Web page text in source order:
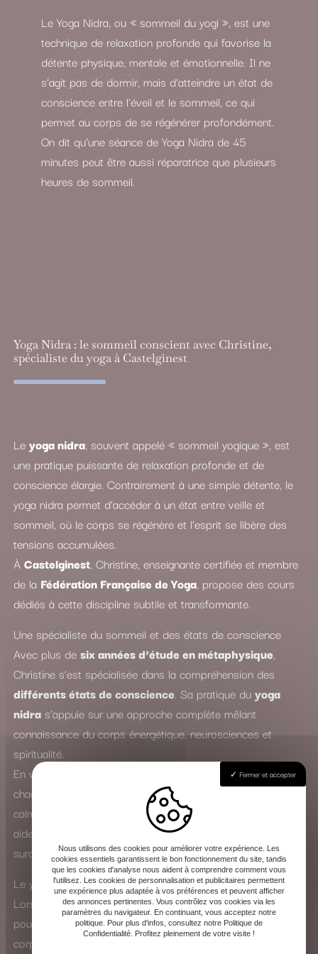
Le Yoga Nidra, ou « sommeil du yogi », est une
technique de relaxation profonde qui favorise la
détente physique, mentale et émotionnelle. Il ne
s’agit pas de dormir, mais d’atteindre un état de
conscience entre l’éveil et le sommeil, ce qui
permet au corps de se régénérer profondément.
On dit qu’une séance de Yoga Nidra de 45
minutes peut être aussi réparatrice que plusieurs
heures de sommeil.
Yoga Nidra : le sommeil conscient avec Christine,
spécialiste du yoga à Castelginest
Leyoga nidra, souvent appelé « sommeil yogique », est
une pratique puissante de relaxation profonde et de
conscience élargie. Contrairement à une simple détente, le
yoga nidra permet d’accéder à un état entre veille et
sommeil, où le corps se régénère et l’esprit se libère des
tensions accumulées.
ÀCastelginest, Christine, enseignante certifiée et membre
de la Fédération Française de Yoga, propose des cours
dédiés à cette discipline subtile et transformante.
Une spécialiste du sommeil et des états de conscience
Avec plus desix années d’étude en métaphysique,
Christine s’est spécialisée dans la compréhension des
différents états de conscience. Sa pratique duyoga
nidra s’appuie sur une approche complète mêlant
connaissance du corps énergétique, neurosciences et
spiritualité.
En véritable
, elle accompagne
chacun dans un voyage intérieur profond, où le mental se
calme et les tensions physiques s’apaisent. Le yoga nidra
aide ainsi à lutter contre l’insomnie, le stress, l’anxiété et la
surcharge mentale.
Le yoga nidra : une expérience de transformation intérieure
Lors d’une séance, Christine guide la voix avec douceur
pour vous amener vers un état de conscience modifié. Le
corps entre dans un sommeil apparent, tandis que l’esprit
Fermer et accepter
Nous utilisons des cookies pour améliorer votre expérience. Les
cookies essentiels garantissent le bon fonctionnement du site, tandis
que les cookies d'analyse nous aident à comprendre comment vous
l'utilisez. Les cookies de personnalisation et publicitaires permettent
une expérience plus adaptée à vos préférences et peuvent afficher
des annonces pertinentes. Vous contrôlez vos cookies via les
paramètres du navigateur. En continuant, vous acceptez notre
politique. Pour plus d'infos, consultez notre Politique de
Confidentialité. Profitez pleinement de votre visite !